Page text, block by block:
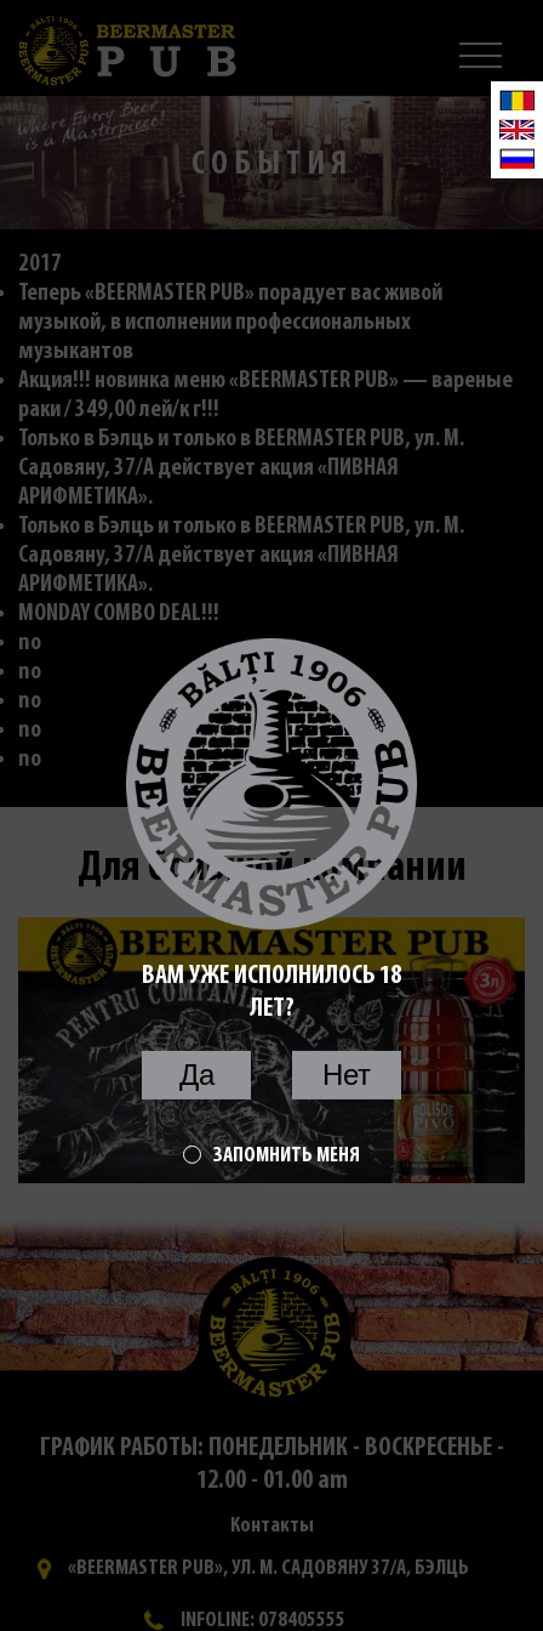
СОБЫТИЯ
2017
Теперь «BEERMASTER PUB» порадует вас живой
музыкой, в исполнении профессиональных
музыкантов
Акция!!! новинка меню «BEERMASTER PUB» — вареные
раки / 349,00 лей/к г!!!
Только в Бэлць и только в BEERMASTER PUB, ул. M.
Садовяну, 37/A действует акция «ПИВНАЯ
АРИФМЕТИКА».
Только в Бэлць и только в BEERMASTER PUB, ул. M.
Садовяну, 37/A действует акция «ПИВНАЯ
АРИФМЕТИКА».
MONDAY COMBO DEAL!!!
no
no
no
no
no
Для большой компании
ГРАФИК РАБОТЫ: ПОНЕДЕЛЬНИК - ВОСКРЕСЕНЬЕ -
12.00 - 01.00 am
Контакты
«BEERMASTER PUB», УЛ. М. САДОВЯНУ 37/А, БЭЛЦЬ
INFOLINE: 078405555
ВАМ УЖЕ ИСПОЛНИЛОСЬ 18
ЛЕТ?
Да Нет
ЗАПОМНИТЬ МЕНЯ